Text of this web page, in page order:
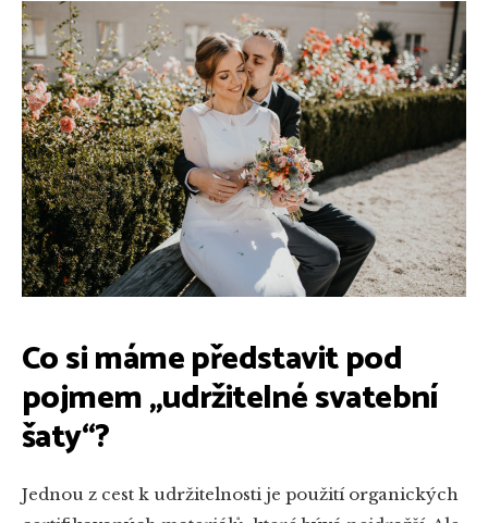
Co si máme představit pod
pojmem „udržitelné svatební
šaty“?
Jednou z cest k udržitelnosti je použití organických